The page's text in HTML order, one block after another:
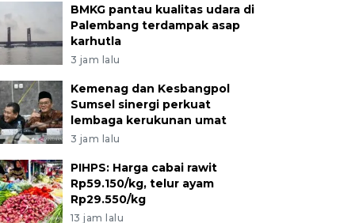
BMKG pantau kualitas udara di
Palembang terdampak asap
karhutla
3 jam lalu
Kemenag dan Kesbangpol
Sumsel sinergi perkuat
lembaga kerukunan umat
3 jam lalu
PIHPS: Harga cabai rawit
Rp59.150/kg, telur ayam
Rp29.550/kg
13 jam lalu